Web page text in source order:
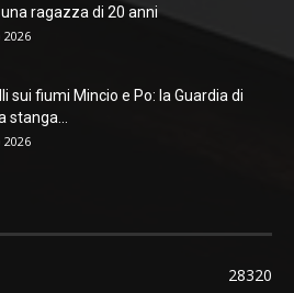
ragazza di 20 anni
2026
sui fiumi Mincio e Po: la Guardia di
stanga...
2026
28320